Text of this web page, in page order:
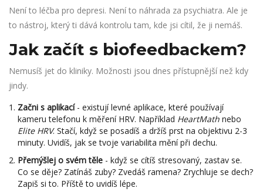
Není to léčba pro depresi. Není to náhrada za psychiatra. Ale je
to nástroj, který ti dává kontrolu tam, kde jsi cítil, že ji nemáš.
Jak začít s biofeedbackem?
Nemusíš jet do kliniky. Možnosti jsou dnes přístupnější než kdy
jindy.
Začni s aplikací- existují levné aplikace, které používají
kameru telefonu k měření HRV. Například HeartMath nebo
Elite HRV. Stačí, když se posadíš a držíš prst na objektivu 2-3
minuty. Uvidíš, jak se tvoje variabilita mění při dechu.
Přemýšlej o svém těle - když se cítíš stresovaný, zastav se.
Co se děje? Zatínáš zuby? Zvedáš ramena? Zrychluje se dech?
Zapiš si to. Příště to uvidíš lépe.